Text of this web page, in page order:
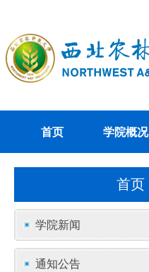
首页 学院概况
首页
学院新闻
通知公告